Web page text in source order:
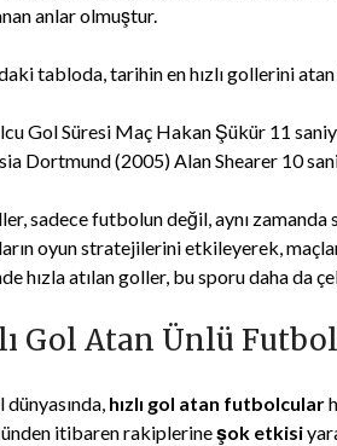
anlar olmuştur.
tabloda, tarihin en hızlı gollerini
Gol Süresi Maç Hakan Şükür 11
Dortmund (2005) Alan Shearer 10
sadece futbolun değil, aynı
oyun stratejilerini etkileyerek,
hızla atılan goller, bu sporu daha da
Gol Atan Ünlü
hızlı gol atan futbolcular
itibaren rakiplerineşok etkisi